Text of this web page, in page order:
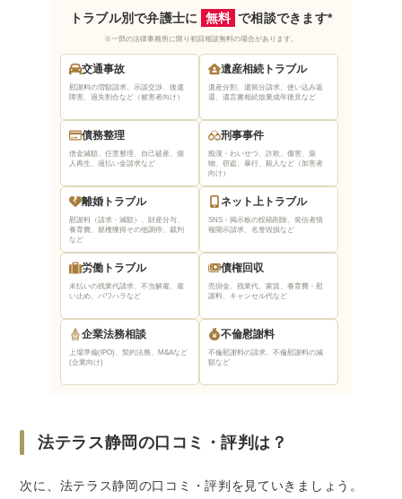
トラブル別で弁護士に 無料 で相談できます*
※一部の法律事務所に限り初回相談無料の場合があります。
交通事故
慰謝料の増額請求、示談交渉、後遺
障害、過失割合など（被害者向け）
遺産相続トラブル
遺産分割、遺留分請求、使い込み返
還、遺言書相続放棄成年後見など
債務整理
借金減額、任意整理、自己破産、個
人再生、過払い金請求など
刑事事件
痴漢・わいせつ、詐欺、傷害、薬
物、窃盗、暴行、殺人など（加害者
向け）
離婚トラブル
慰謝料（請求・減額）、財産分与、
養育費、親権獲得その他調停、裁判
など
ネット上トラブル
SNS・掲示板の投稿削除、発信者情
報開示請求、名誉毀損など
労働トラブル
未払いの残業代請求、不当解雇、雇
い止め、パワハラなど
債権回収
売掛金、残業代、家賃、養育費・慰
謝料、キャンセル代など
企業法務相談
上場準備(IPO)、契約法務、M&Aなど
(企業向け)
不倫慰謝料
不倫慰謝料の請求、不倫慰謝料の減
額など
法テラス静岡の口コミ・評判は？
次に、法テラス静岡の口コミ・評判を見ていきましょう。